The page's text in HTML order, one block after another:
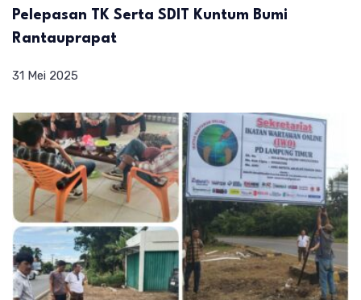
Pelepasan TK Serta SDIT Kuntum Bumi
Rantauprapat
31 Mei 2025